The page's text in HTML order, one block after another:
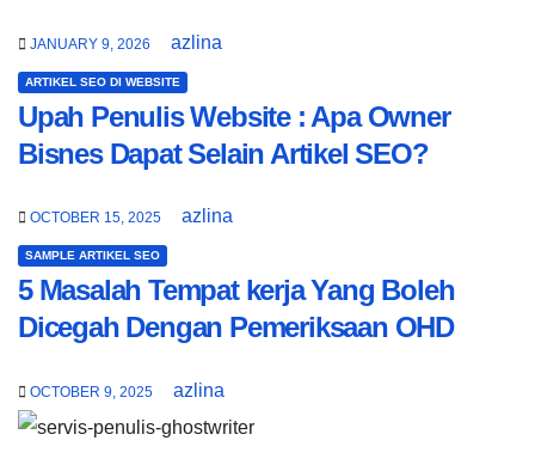
JANUARY 9, 2026 azlina
ARTIKEL SEO DI WEBSITE
Upah Penulis Website : Apa Owner
Bisnes Dapat Selain Artikel SEO?
OCTOBER 15, 2025 azlina
SAMPLE ARTIKEL SEO
5 Masalah Tempat kerja Yang Boleh
Dicegah Dengan Pemeriksaan OHD
OCTOBER 9, 2025 azlina